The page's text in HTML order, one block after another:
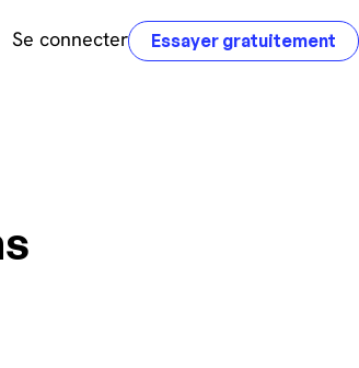
Se connecter Essayer gratuitement